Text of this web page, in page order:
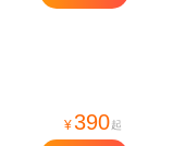
¥390起